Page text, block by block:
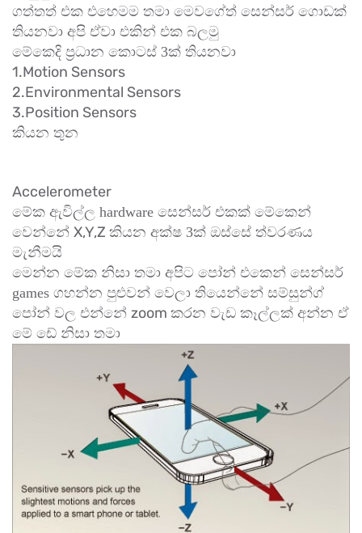
ගත්තත් එක එහෙමම තමා මෙවගේත් සෙන්සර් ගොඩක්
තියනවා අපි ඒවා එකින් එක බලමු
මේකෙදි ප්‍රධාන කොටස් 3ක් තියනවා
1.Motion Sensors
2.Environmental Sensors
3.Position Sensors
කියන තුන
Accelerometer
මේක ඇවිල්ල hardware සෙන්සර් එකක් මේකෙන්
වෙන්නේ X,Y,Z කියන අක්ෂ 3ක් ඔස්සේ ත්වරණය
මැනීමයි
මෙන්න මේක නිසා තමා අපිට පෝන් එකෙන් සෙන්සර්
games ගහන්න පුළුවන් වෙලා තියෙන්නේ සම්සුන්ග්
පෝන් වල එන්නේ zoom කරන වැඩ කෑල්ලක් අන්න ඒ
මේ ඩේ නිසා තමා